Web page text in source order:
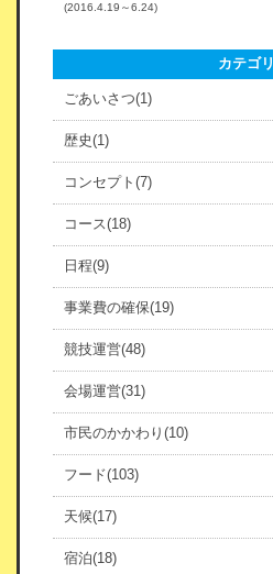
(2016.4.19～6.24)
カテゴリ
ごあいさつ(1)
歴史(1)
コンセプト(7)
コース(18)
日程(9)
事業費の確保(19)
競技運営(48)
会場運営(31)
市民のかかわり(10)
フード(103)
天候(17)
宿泊(18)